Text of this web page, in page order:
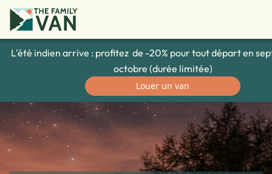
L'été indien arrive : profitez de -20% pour tout départ en
octobre (durée limitée)
Louer un van